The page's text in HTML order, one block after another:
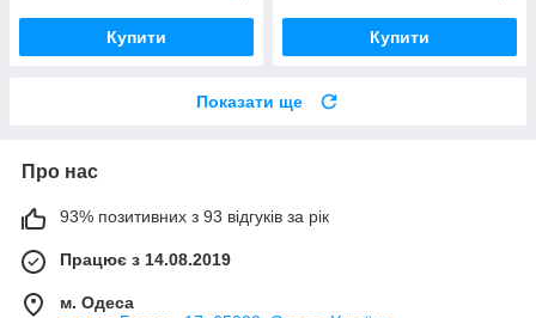
Купити Купити
Показати ще
Про нас
93% позитивних з 93 відгуків за рік
Працює з 14.08.2019
м. Одеса